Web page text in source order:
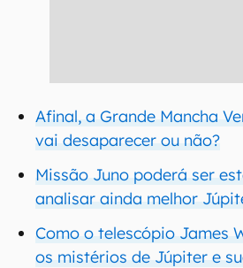
Afinal, a Grande Mancha
vai desaparecer ou não?
Missão Juno poderá ser
analisar ainda melhor
Como o telescópio James
os mistérios de Júpiter e